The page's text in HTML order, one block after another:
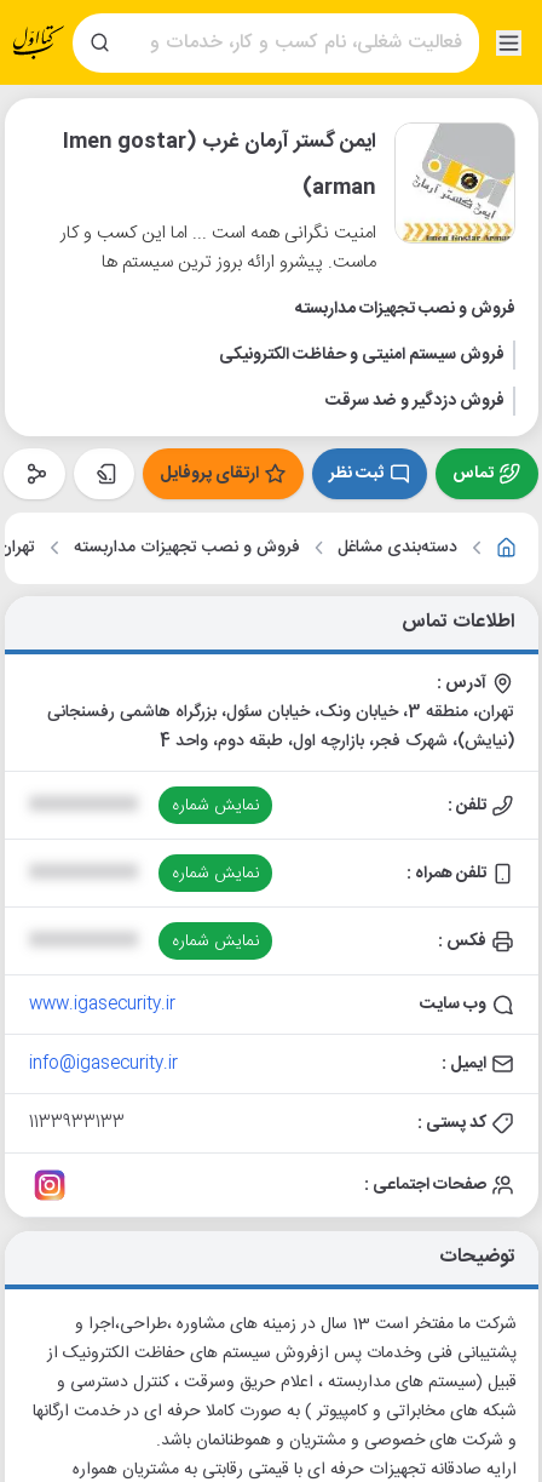
ایمن گستر آرمان غرب (Imen gostar
arman)
امنیت نگرانی همه است ... اما این کسب و کار
ماست. پیشرو ارائه بروز ترین سیستم ها
فروش و نصب تجهیزات مداربسته
فروش سیستم امنیتی و حفاظت الکترونیکی
فروش دزدگیر و ضد سرقت
تماس ثبت نظر ارتقای پروفایل
دسته‌بندی مشاغل فروش و نصب تجهیزات مداربسته تهران
اطلاعات تماس
آدرس :
تهران، منطقه 3، خیابان ونک، خیابان سئول، بزرگراه هاشمی رفسنجانی
(نیایش)، شهرک فجر، بازارچه اول، طبقه دوم، واحد 4
تلفن : نمایش شماره
تلفن همراه : نمایش شماره
فکس : نمایش شماره
وب سایت www.igasecurity.ir
ایمیل : info@igasecurity.ir
کد پستی : 1133933133
صفحات اجتماعی :
توضیحات
شرکت ما مفتخر است 13 سال در زمینه های مشاوره ،طراحی،اجرا و
پشتیبانی فنی وخدمات پس ازفروش سیستم های حفاظت الکترونیک از
قبیل (سیستم های مداربسته ، اعلام حریق وسرقت ، کنترل دسترسی و
شبکه های مخابراتی و کامپیوتر ) به صورت کاملا حرفه ای در خدمت ارگانها
و شرکت های خصوصی و مشتریان و هموطنانمان باشد.
ارایه صادقانه تجهیزات حرفه ای با قیمتی رقابتی به مشتریان همواره